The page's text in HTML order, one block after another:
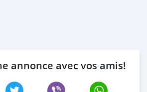
annonce avec vos amis!